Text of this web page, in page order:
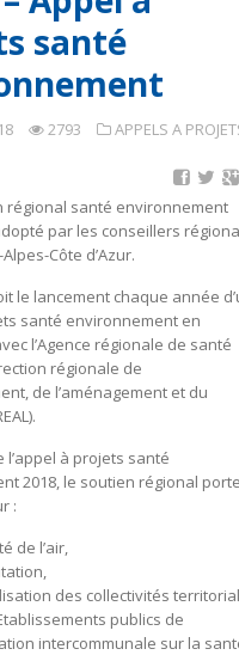
santé
2793 APPELS A
régional santé environnement
par les conseillers
Côte d’Azur.
le lancement chaque année
santé environnement en
l’Agence régionale de santé
régionale de
de l’aménagement et du
l’appel à projets santé
2018, le soutien régional
:
de l’air,
des collectivités
publics de
intercommunale sur la